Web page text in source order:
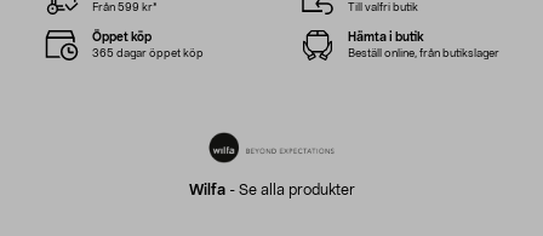
Wilfa- Se alla produkter
Från 599 kr* Till valfri butik
Öppet köp
365 dagar öppet köp
Hämta i butik
Beställ online, från butikslager